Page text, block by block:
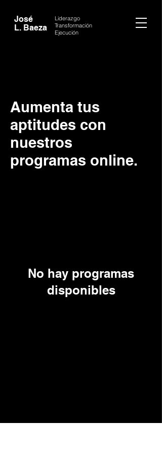
José
L. Baeza
Liderazgo
Transformación
Ejecución
Aumenta tus
aptitudes con
nuestros
programas online.
No hay programas
disponibles